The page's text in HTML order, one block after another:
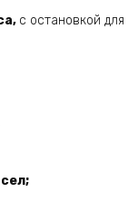
с остановкой для